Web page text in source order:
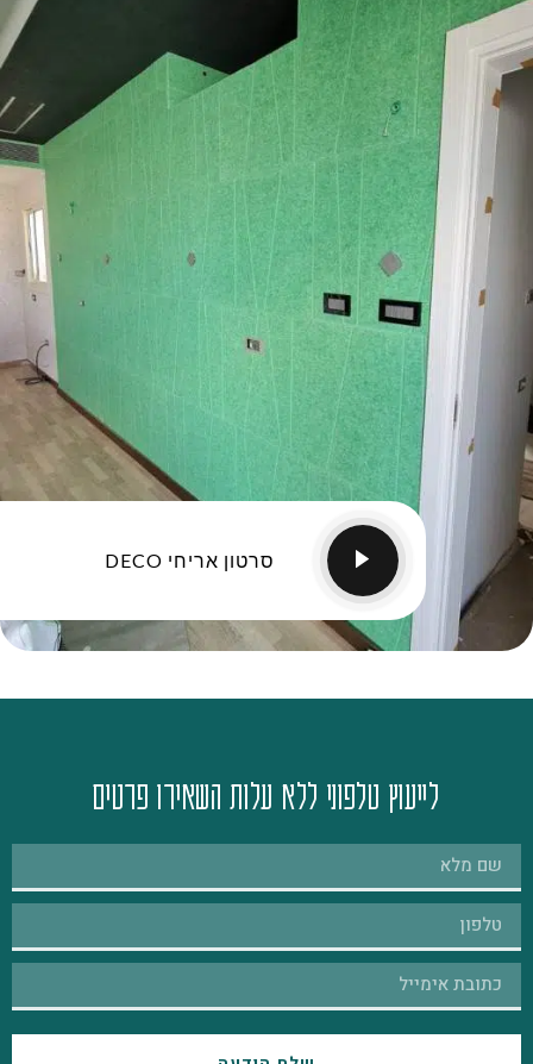
סרטון אריחי DECO
לייעוץ טלפוני ללא עלות השאירו פרטים